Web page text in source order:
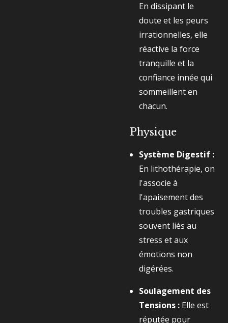
En dissipant le
doute et les peurs
irrationnelles, elle
réactive la force
tranquille et la
confiance innée qui
sommeillent en
chacun.
Physique
Système Digestif :
En lithothérapie, on
l'associe à
l'apaisement des
troubles gastriques
souvent liés au
stress et aux
émotions non
digérées.
Soulagement des
Tensions : Elle est
réputée pour